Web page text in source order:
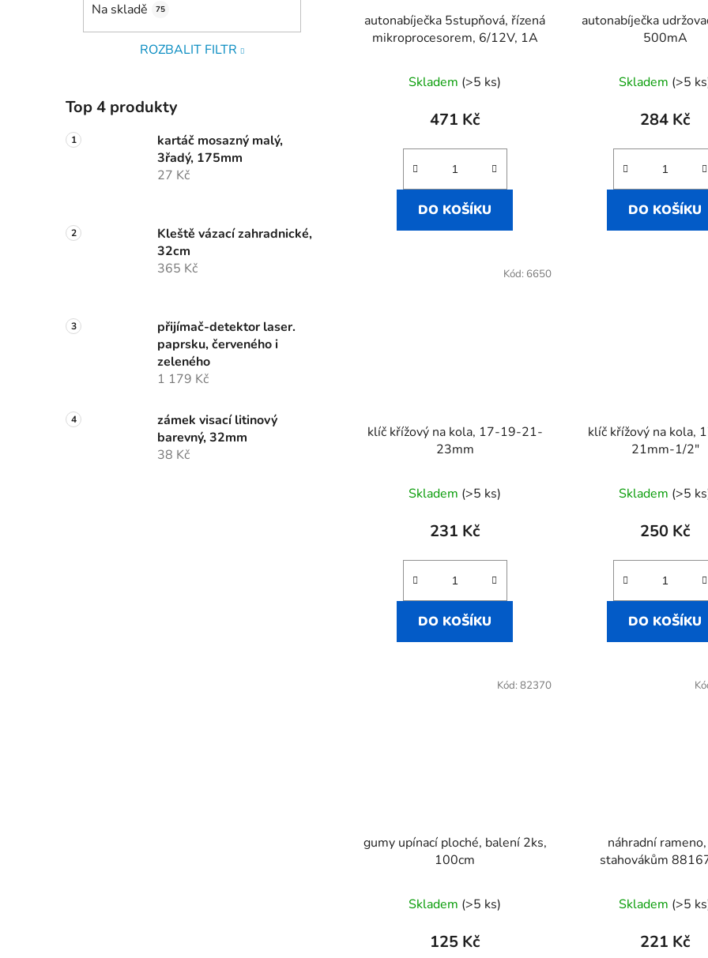
Na skladě 75
ROZBALIT FILTR
Top 4 produkty
kartáč mosazný malý,
3řadý, 175mm
27 Kč
Kleště vázací zahradnické,
32cm
365 Kč
přijímač-detektor laser.
paprsku, červeného i
zeleného
1 179 Kč
zámek visací litinový
barevný, 32mm
38 Kč
autonabíječka 5stupňová, řízená
mikroprocesorem, 6/12V, 1A
Skladem (>5 ks)
471 Kč
DO KOŠÍKU
autonabíječka
500mA
Skladem (>5
284 Kč
DO KOŠÍKU
klíč křížový na kola, 17-19-21-
23mm
Skladem (>5 ks)
231 Kč
DO KOŠÍKU
Kód: 6650
klíč křížový na kola,
21mm-1/2"
Skladem (>5
250 Kč
DO KOŠÍKU
gumy upínací ploché, balení 2ks,
100cm
Skladem (>5 ks)
125 Kč
Kód: 82370
náhradní
stahovákům
Skladem (>5
221 Kč